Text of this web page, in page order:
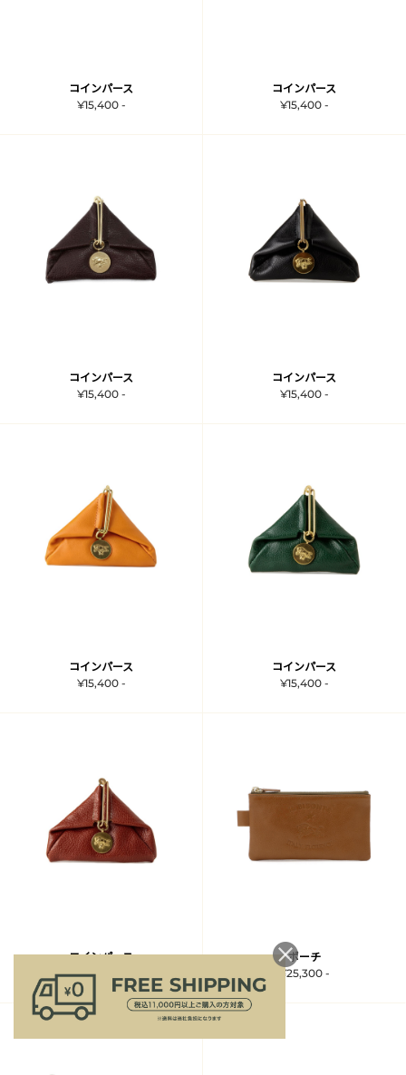
コインパース
¥15,400 -
コインパース
¥15,400 -
コインパース
¥15,400 -
コインパース
¥15,400 -
コインパース
¥15,400 -
コインパース
¥15,400 -
コインパース
¥15,400 -
ポーチ
¥25,300 -